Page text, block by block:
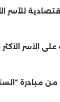
للأسر
الأسر
“الستر